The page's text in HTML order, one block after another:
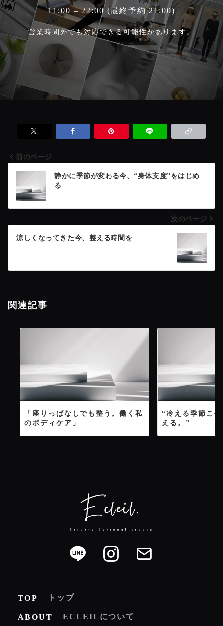
11:00 – 22:00 (最終予約 21:00)
営業時間外でも対応できる可能性があります。
投
稿
ナ
ー
前のページ
静かに季節が変わる今、“身体支度”をはじめ
る
次のページ
涼しくなってきた今、整える時間を
関連記事
「座りっぱなしでも整う。働く私
のボディケア」
“冷える季節こ
える。”
TOP トップ
ABOUT ECLEILについて